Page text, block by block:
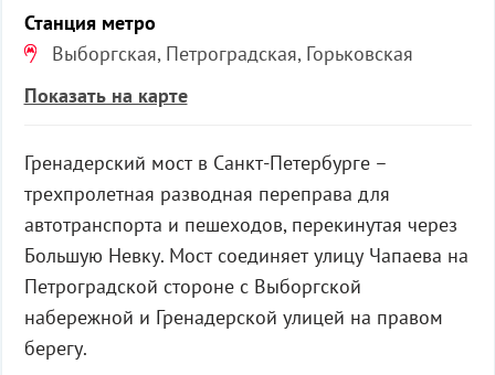
Станция метро
Выборгская, Петроградская, Горьковская
Показать на карте
Гренадерский мост в Санкт-Петербурге –
трехпролетная разводная переправа для
автотранспорта и пешеходов, перекинутая через
Большую Невку. Мост соединяет улицу Чапаева на
Петроградской стороне с Выборгской
набережной и Гренадерской улицей на правом
берегу.